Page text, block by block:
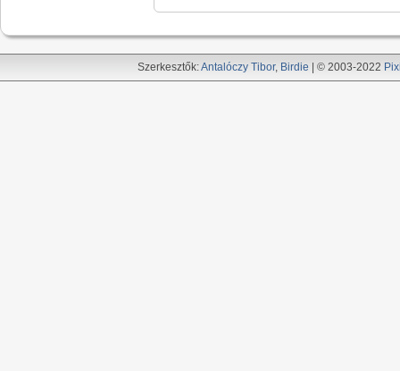
Szerkesztők:Antalóczy Tibor, Birdie | © 2003-2022